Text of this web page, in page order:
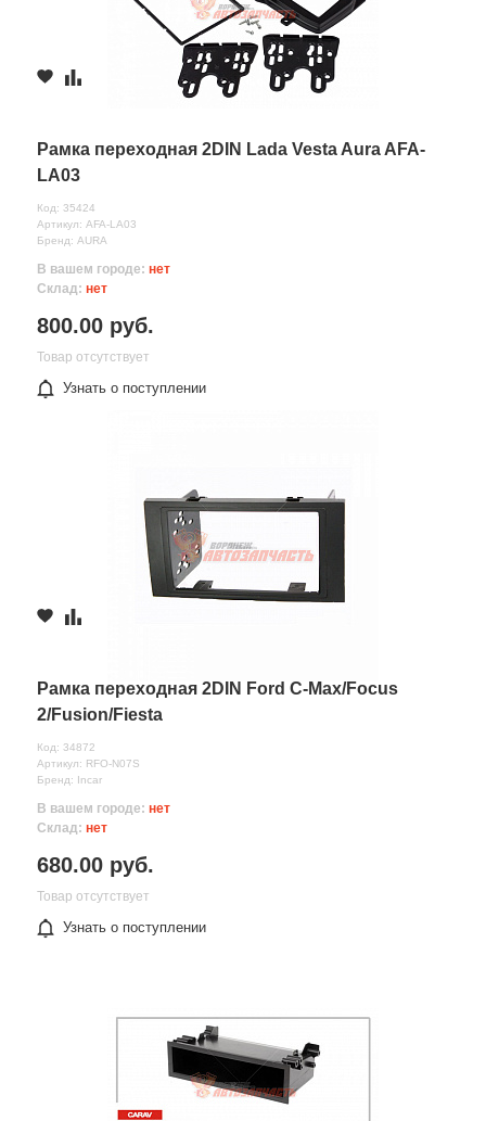
Рамка переходная 2DIN Lada Vesta Aura AFA-
LA03
Код: 35424
Артикул: AFA-LA03
Бренд: AURA
В вашем городе: нет
Склад: нет
800.00 руб.
Товар отсутствует
Узнать о поступлении
Рамка переходная 2DIN Ford C-Max/Focus
2/Fusion/Fiesta
Код: 34872
Артикул: RFO-N07S
Бренд: Incar
В вашем городе: нет
Склад: нет
680.00 руб.
Товар отсутствует
Узнать о поступлении